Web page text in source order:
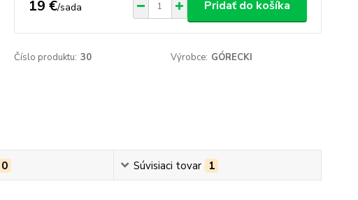
19 €/sada Pridať do košíka
Číslo produktu: 30 Výrobce: GÓRECKI
0 Súvisiaci tovar 1